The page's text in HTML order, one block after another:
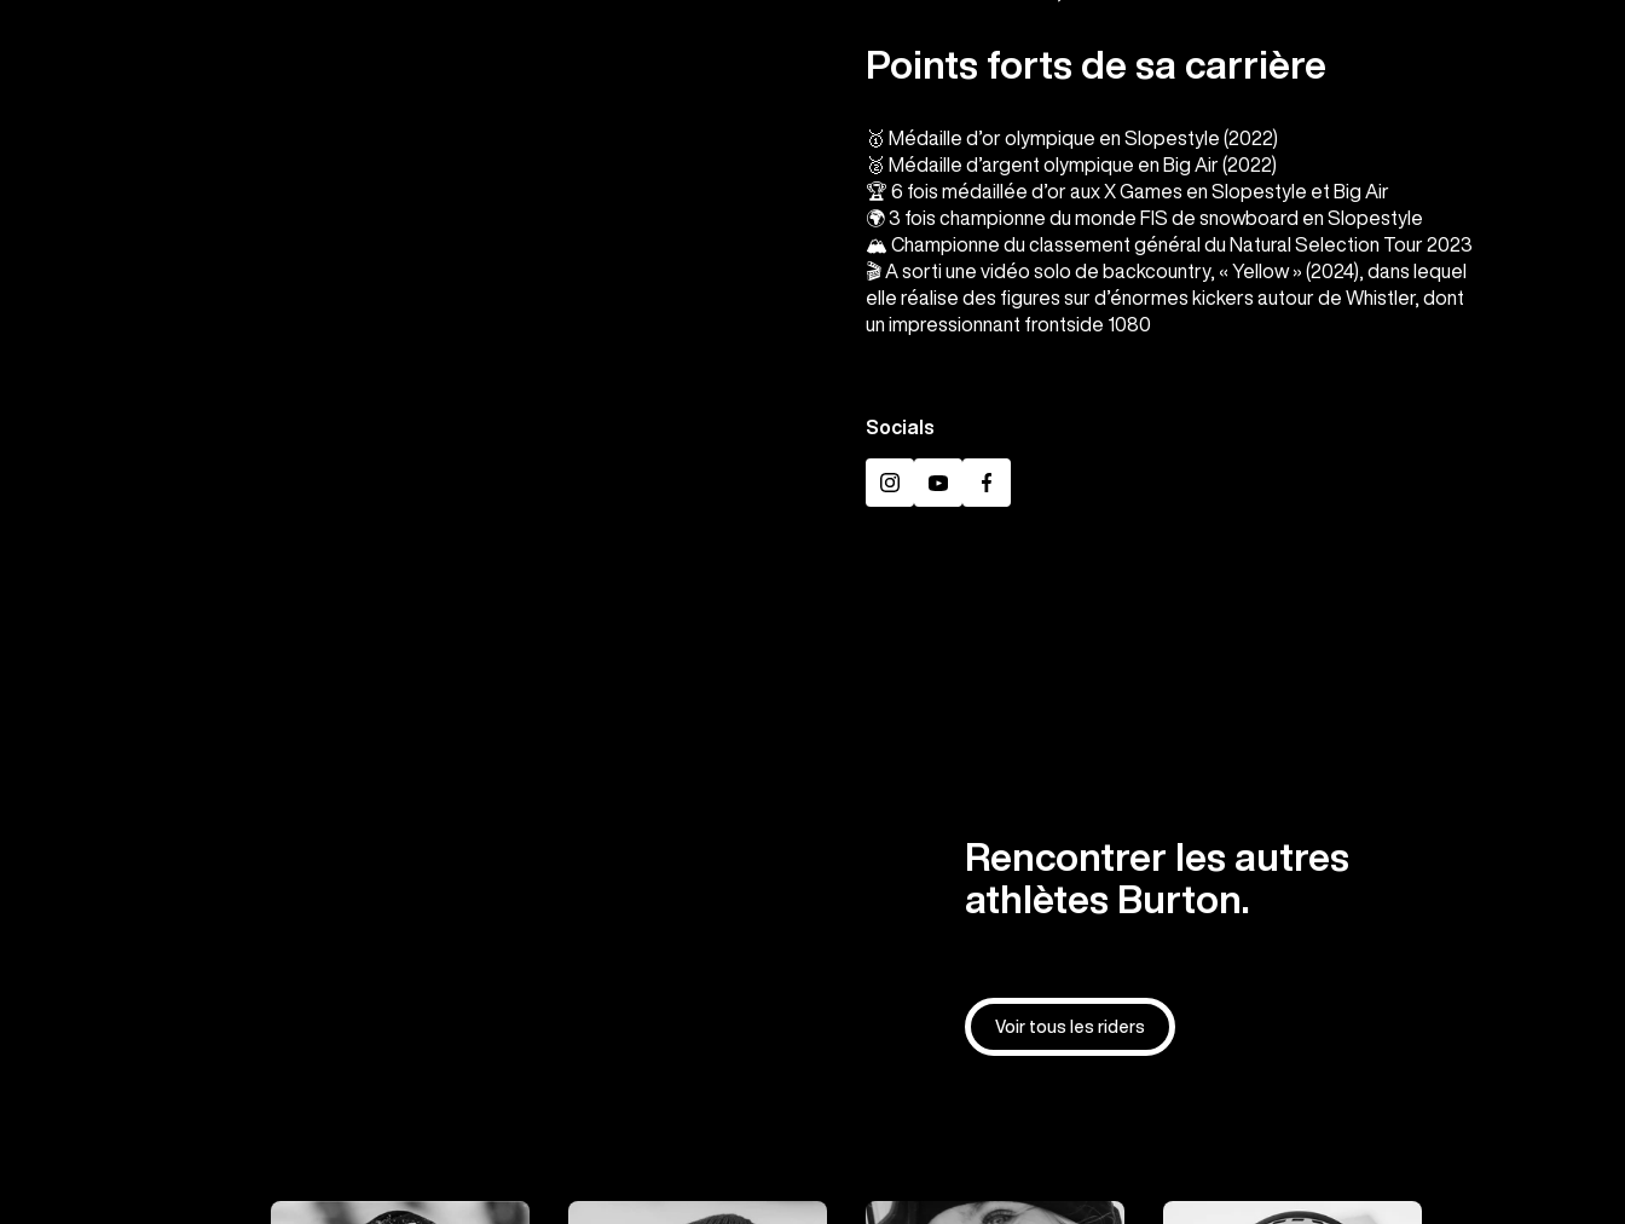
Points forts de sa carrière
🥇 Médaille d’or olympique en Slopestyle (2022)
🥈 Médaille d’argent olympique en Big Air (2022)
🏆 6 fois médaillée d’or aux X Games en Slopestyle et Big Air
🌍 3 fois championne du monde FIS de snowboard en Slopestyle
🏔️ Championne du classement général du Natural Selection Tour 2023
🎬 A sorti une vidéo solo de backcountry, « Yellow » (2024), dans lequel
elle réalise des figures sur d’énormes kickers autour de Whistler, dont
un impressionnant frontside 1080
Socials
InstagramYouTubeFacebook
Rencontrer les autres
athlètes Burton.
Voir tous les riders